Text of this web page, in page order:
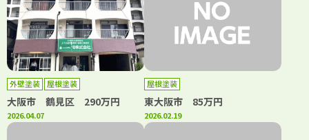
外壁塗装 屋根塗装
大阪市 鶴見区 290万円
2026.04.07
屋根塗装
東大阪市 85万円
2026.02.19